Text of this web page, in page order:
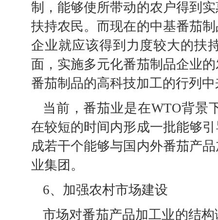
制，能够使所带动的农户得到
扶持农民。而现在的中基番茄
企业就应该得到力度较大的扶
面，实施多元化番茄制品企业
番茄制品的高科技加工的行列
当前，番茄业是在WTO背景
在较短的时间内形成一批能够
成若干个能够与国内外番茄产
业集团。
6、加强农村市场建设
市场对番茄产品加工业的结